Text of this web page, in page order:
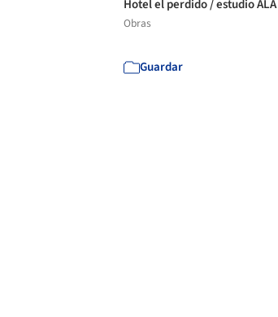
Hotel el perdido / estudio ALA
Obras
Guardar